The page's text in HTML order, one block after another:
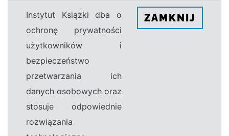
Instytut Książki dba o
ochronę prywatności
użytkowników i
bezpieczeństwo
przetwarzania ich
danych osobowych oraz
stosuje odpowiednie
rozwiązania
ZAMKNIJ